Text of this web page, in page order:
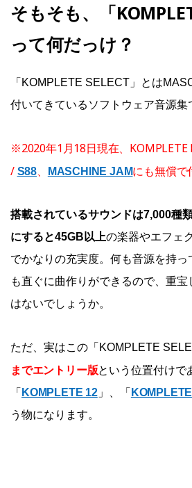
そもそも、「
って何だっけ？
「KOMPLETE SELECT」とは
付いてきているソフトウェア音源集
※2020年1月18日現在、KOMPLETE
/ S88、 MASCHINE JAMにも無償で
搭載されているサウンドは7,000種
にすると45GB以上の楽器やエフェ
でかなりの充実度。何も音源を持
も直ぐに曲作りができるので、重
はないでしょうか。
ただ、実はこの「KOMPLETE
までエントリー版という位置付けで
「 KOMPLETE 12」、「
う物になります。